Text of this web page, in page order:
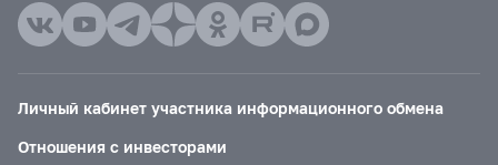
Личный кабинет участника информационного обмена
Отношения с инвесторами